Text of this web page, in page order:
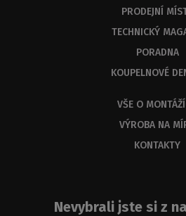
PRODEJNÍ
TECHNICKÝ
PORADNA
KOUPELNOVÉ
VŠE O
VÝROBA NA
KONTAKTY
Nevybrali jste si z